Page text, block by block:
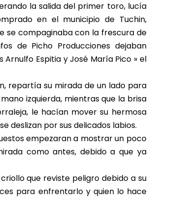
la salida del primer toro, lucía
en el municipio de Tuchin,
se compaginaba con la frescura de
de Picho Producciones dejaban
Espitia y José María Pico » el
repartía su mirada de un lado para
izquierda, mientras que la brisa
le hacían mover su hermosa
deslizan por sus delicados labios.
empezaran a mostrar un poco
como antes, debido a que ya
que reviste peligro debido a su
para enfrentarlo y quien lo hace